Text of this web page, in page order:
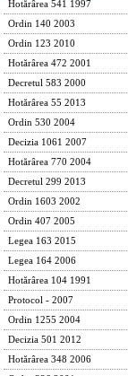
Hotărârea 541 1997
Ordin 140 2003
Ordin 123 2010
Hotărârea 472 2001
Decretul 583 2000
Hotărârea 55 2013
Ordin 530 2004
Decizia 1061 2007
Hotărârea 770 2004
Decretul 299 2013
Ordin 1603 2002
Ordin 407 2005
Legea 163 2015
Legea 164 2006
Hotărârea 104 1991
Protocol - 2007
Ordin 1255 2004
Decizia 501 2012
Hotărârea 348 2006